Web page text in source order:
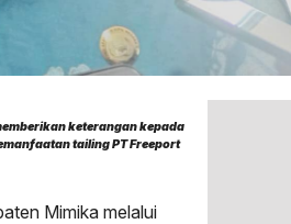
keterangan kepada
tailing PT Freeport
Mimika melalui